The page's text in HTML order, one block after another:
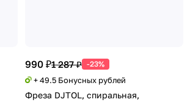
990 ₽1 287 ₽ -23%
+ 49.5 Бонусных рублей
Фреза DJTOL, спиральная,